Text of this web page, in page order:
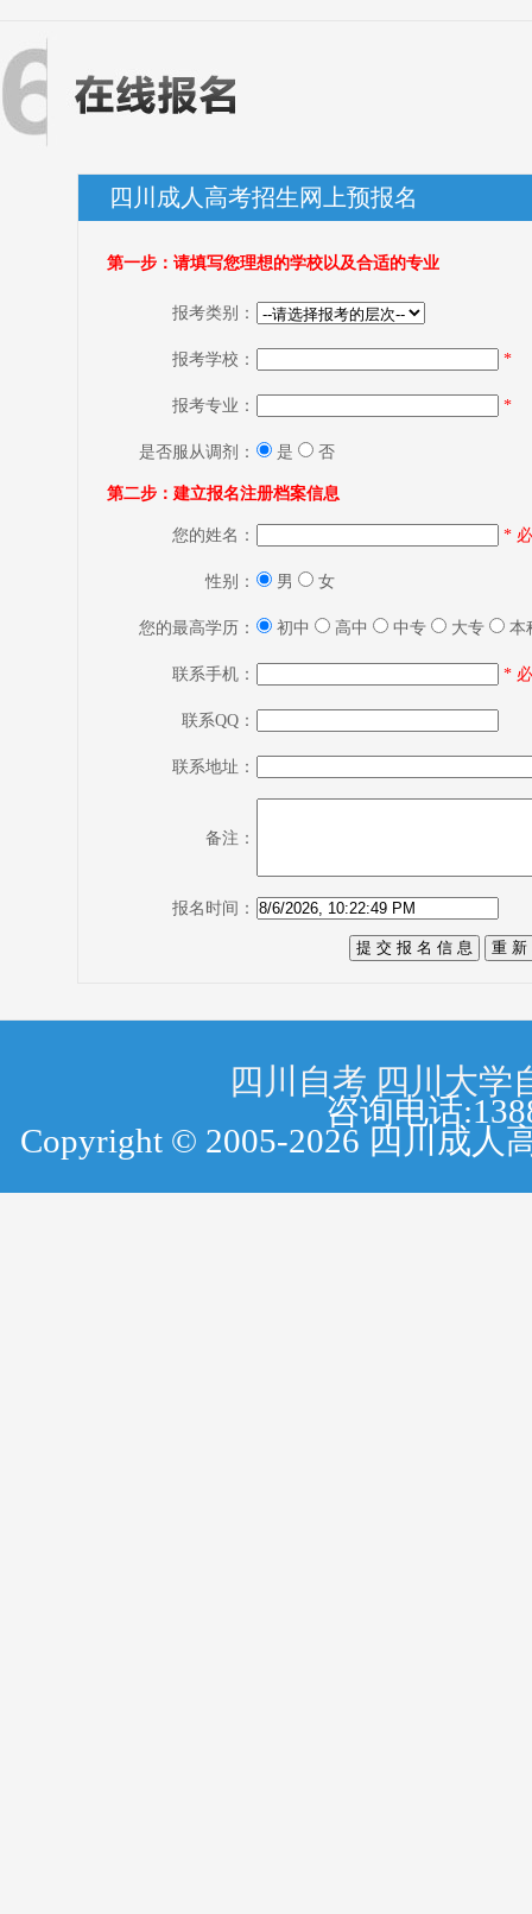
四川成人高考招生网上预报名
第一步：请填写您理想的学校以及合适的专业
报考类别：
报考学校： *
报考专业： *
是否服从调剂： 是 否
第二步：建立报名注册档案信息
您的姓名： *
性别： 男 女
您的最高学历： 初中 高中 中专 大专 本
联系手机： *
联系QQ：
联系地址：
备注：
报名时间：
四川自考 四川大学
咨询电话
Copyright © 2005-2026 四川成人